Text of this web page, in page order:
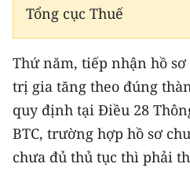
한국어
Tổng cục Thuế
Thứ năm, tiếp nhận hồ
trị gia tăng theo đúng
quy định tại Điều 28
BTC, trường hợp hồ sơ
chưa đủ thủ tục thì phải